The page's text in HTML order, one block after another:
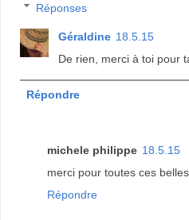
Réponses
Géraldine 18.5.15
De rien, merci à toi pour
Répondre
michele philippe 18.5.15
merci pour toutes ces
Répondre